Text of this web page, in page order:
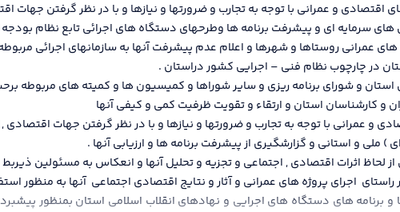
اقتصادی و عمرانی با توجه به تجارب و ضرورتها و نيازها و با در نظر گرفتن
هاي سرمايه اي و پيشرفت برنامه ها وطرحهای دستگاه های اجرائی تابع نظام
عمراني روستاها و شهرها و اعلام عدم پيشرفت آنها به سازمانهاي اجرائي
در چارچوب نظام فني – اجرايي كشور دراستان .
و شوراي برنامه ريزي و ساير شوراها و كميسيون ها و كميته هاي مربوطه
و كارشناسان استان و ارتقاء و تقويت ظرفيت كمي و كيفي آنها
و عمرانی با توجه به تجارب و ضرورتها و نيازها و با در نظر گرفتن جهات
و استانی و گزارشگيری از پيشرفت برنامه ها و ارزيابی آنها .
لحاظ اثرات اقتصادی , اجتماعی و تجزيه و تحليل آنها و انعکاس به مسئولين ذيربط
اجرای پروژه های عمرانی و آثار و نتايج اقتصادی اجتماعی آنها به منظور
برنامه های دستگاه های اجرايی و نهادهای انقلاب اسلامی استان بمنظور